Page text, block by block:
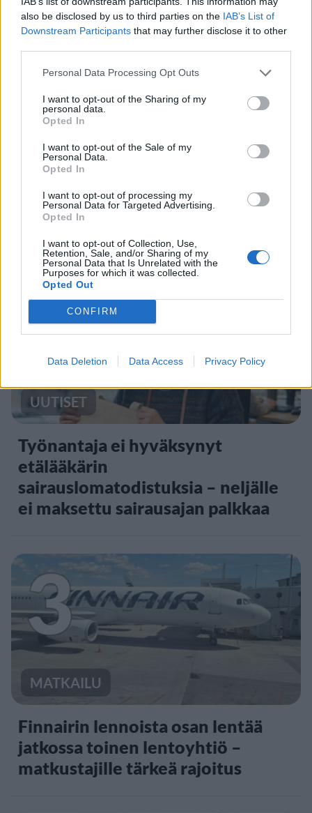
also be disclosed by us to third parties on the IAB’s List of
Downstream Participants that may further disclose it to other
Personal Data Processing Opt Outs
I want to opt-out of the Sharing of my
personal data.
Opted In
I want to opt-out of the Sale of my
Personal Data.
Opted In
I want to opt-out of processing my
Personal Data for Targeted Advertising.
Opted In
I want to opt-out of Collection, Use,
Retention, Sale, and/or Sharing of my
Personal Data that Is Unrelated with the
Purposes for which it was collected.
Opted Out
CONFIRM
Data Deletion Data Access Privacy Policy
1
UUTISET
Kela muistuttaa tärkeästä
ikärajasta
2
UUTISET
Työnantaja ei hyväksynyt
etälääkärin
sairauslomatodistuksia – neljälle
ei maksettu sairausajan palkkaa
3
MATKAILU
Finnairin lennoista osan lentää
jatkossa toinen lentoyhtiö –
matkustajille tärkeä rajoitus